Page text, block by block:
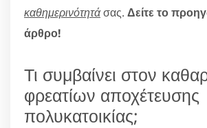
καθημερινότητάσας. Δείτε το
άρθρο!
Τι συμβαίνει στον
φρεατίων αποχέτευσης
πολυκατοικίας;